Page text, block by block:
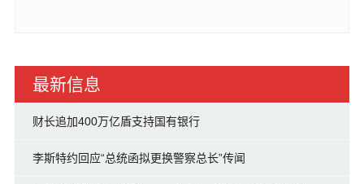
最新信息
财长追加400万亿盾支持国有银行
李斯特约回应“总统函拟更换警察总长”传闻